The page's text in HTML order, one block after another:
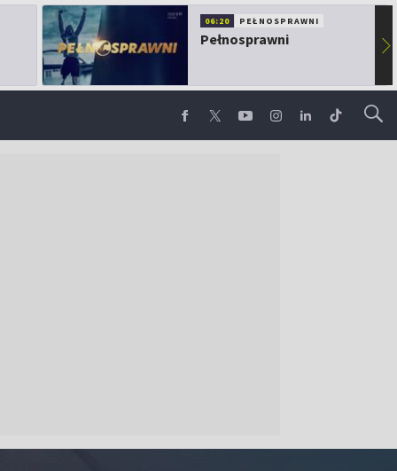
06:20 PEŁNOSPRAWNI
Pełnosprawni ▶